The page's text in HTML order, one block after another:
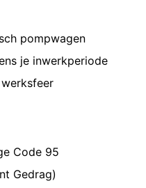
pompwagen
je inwerkperiode
Code 95
Gedrag)